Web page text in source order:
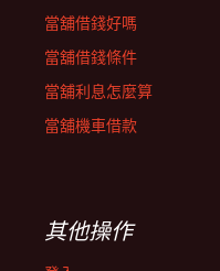
當舖借錢好嗎
當舖借錢條件
當舖利息怎麼算
當舖機車借款
其他操作